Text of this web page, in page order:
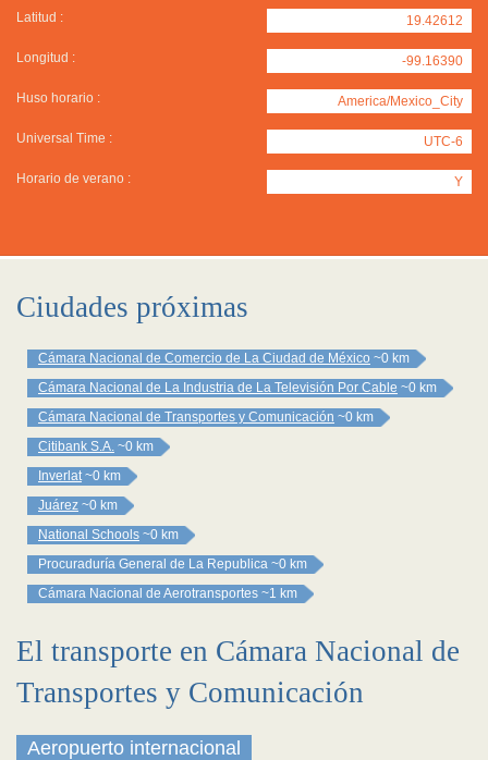
Latitud : 19.42612
Longitud : -99.16390
Huso horario : America/Mexico_City
Universal Time : UTC-6
Horario de verano : Y
Ciudades próximas
Cámara Nacional de Comercio de La Ciudad de México ~0 km
Cámara Nacional de La Industria de La Televisión Por Cable ~0 km
Cámara Nacional de Transportes y Comunicación ~0 km
Citibank S.A. ~0 km
Inverlat ~0 km
Juárez ~0 km
National Schools ~0 km
Procuraduría General de La Republica ~0 km
Cámara Nacional de Aerotransportes ~1 km
El transporte en Cámara Nacional de
Transportes y Comunicación
Aeropuerto internacional